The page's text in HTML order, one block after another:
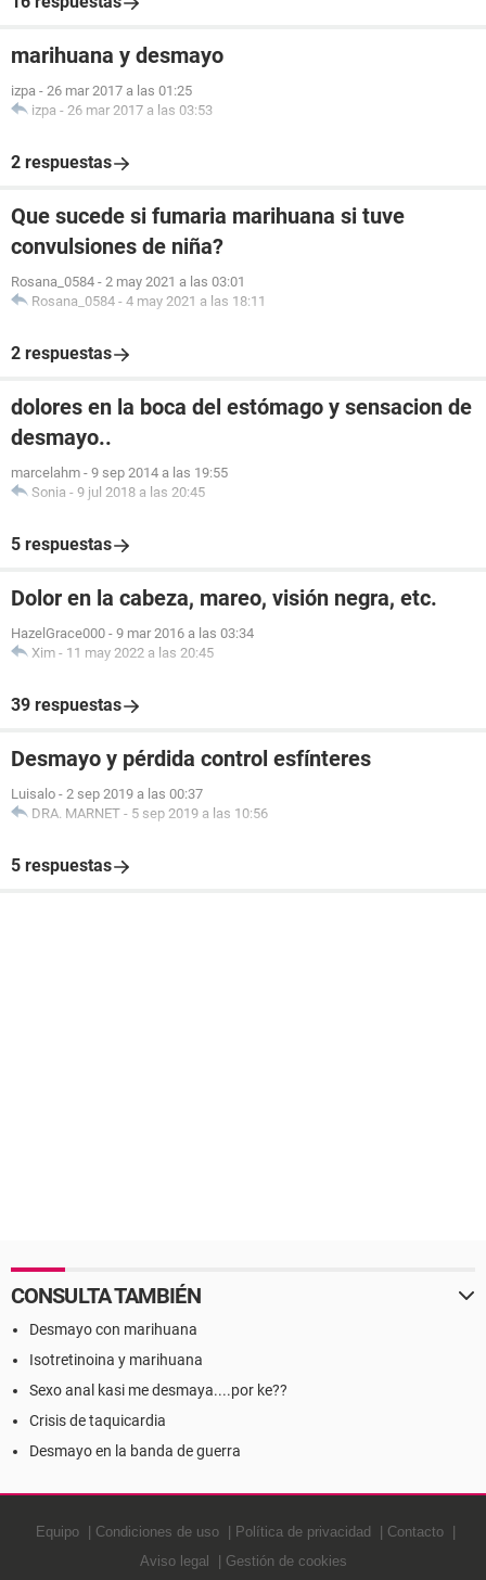
marihuana y desmayo
izpa - 26 mar 2017 a las 01:25
izpa - 26 mar 2017 a las 03:53
2 respuestas
Que sucede si fumaria marihuana si tuve
convulsiones de niña?
Rosana_0584 - 2 may 2021 a las 03:01
Rosana_0584 - 4 may 2021 a las 18:11
2 respuestas
dolores en la boca del estómago y sensacion de
desmayo..
marcelahm - 9 sep 2014 a las 19:55
Sonia - 9 jul 2018 a las 20:45
5 respuestas
Dolor en la cabeza, mareo, visión negra, etc.
HazelGrace000 - 9 mar 2016 a las 03:34
Xim - 11 may 2022 a las 20:45
39 respuestas
Desmayo y pérdida control esfínteres
Luisalo - 2 sep 2019 a las 00:37
DRA. MARNET - 5 sep 2019 a las 10:56
5 respuestas
CONSULTA TAMBIÉN
Desmayo con marihuana
Isotretinoina y marihuana
Sexo anal kasi me desmaya....por ke??
Crisis de taquicardia
Desmayo en la banda de guerra
Equipo Condiciones de uso Política de privacidad
Contacto
Aviso legal
Gestión de cookies